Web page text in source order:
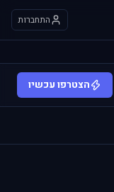
התחברות
הצטרפו עכשיו